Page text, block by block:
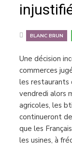
BLANC BRUN
Une décision
commerces
les
vendredi alors
agricoles, les
continueront
que les
les usines, à